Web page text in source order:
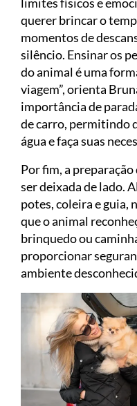
limites físicos e
querer brincar o
momentos de
silêncio. Ensinar os
do animal é uma
viagem”, orienta
importância de
de carro, permitindo
água e faça suas
Por fim, a
ser deixada de lado.
potes, coleira e guia,
que o animal
brinquedo ou
proporcionar
ambiente